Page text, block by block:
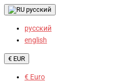
русский
русский
english
€ EUR
€ Euro